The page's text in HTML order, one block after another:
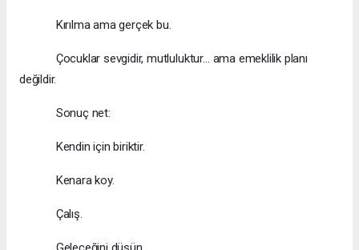
Kırılma ama gerçek bu.
Çocuklar sevgidir, mutluluktur… ama emeklilik planı
değildir.
Sonuç net:
Kendin için biriktir.
Kenara koy.
Çalış.